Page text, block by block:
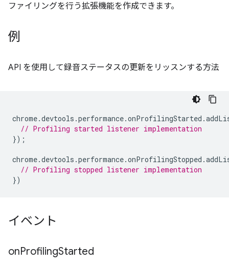
ファイリングを行う拡張機能を作成できます。
例
API を使用して録音ステータスの更新をリッスンする方法
chrome.devtools .performance.onProfilingStarted .
// Profiling started listener implementation
});
chrome.devtools .performance.onProfilingStopped .
// Profiling stopped listener implementation
})
イベント
onProfilingStarted